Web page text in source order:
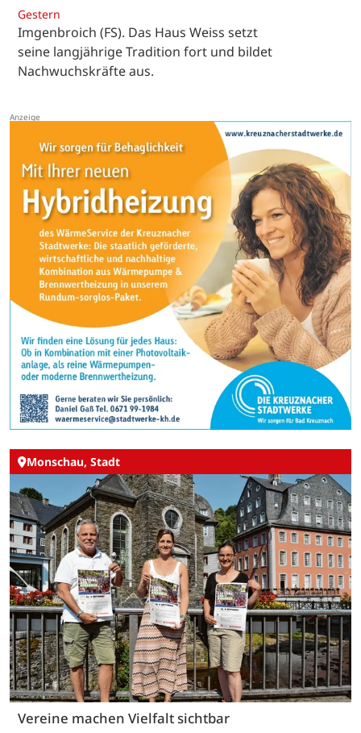
Gestern
Imgenbroich (FS). Das Haus Weiss setzt
seine langjährige Tradition fort und bildet
Nachwuchskräfte aus.
Monschau, Stadt
Vereine machen Vielfalt sichtbar